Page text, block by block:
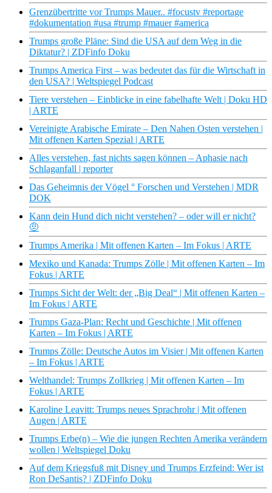
Grenzübertritte vor Trumps Mauer.. #focustv #reportage
#dokumentation #usa #trump #mauer #america
Trumps große Pläne: Sind die USA auf dem Weg in die
Diktatur? | ZDFinfo Doku
Trumps America First – was bedeutet das für die Wirtschaft in
den USA? | Weltspiegel Podcast
Tiere verstehen – Einblicke in eine fabelhafte Welt | Doku HD
| ARTE
Vereinigte Arabische Emirate – Den Nahen Osten verstehen |
Mit offenen Karten Spezial | ARTE
Alles verstehen, fast nichts sagen können – Aphasie nach
Schlaganfall | reporter
Das Geheimnis der Vögel ° Forschen und Verstehen | MDR
DOK
Kann dein Hund dich nicht verstehen? – oder will er nicht?
🤨
Trumps Amerika | Mit offenen Karten – Im Fokus | ARTE
Mexiko und Kanada: Trumps Zölle | Mit offenen Karten – Im
Fokus | ARTE
Trumps Sicht der Welt: der „Big Deal“ | Mit offenen Karten –
Im Fokus | ARTE
Trumps Gaza-Plan: Recht und Geschichte | Mit offenen
Karten – Im Fokus | ARTE
Trumps Zölle: Deutsche Autos im Visier | Mit offenen Karten
– Im Fokus | ARTE
Welthandel: Trumps Zollkrieg | Mit offenen Karten – Im
Fokus | ARTE
Karoline Leavitt: Trumps neues Sprachrohr | Mit offenen
Augen | ARTE
Trumps Erbe(n) – Wie die jungen Rechten Amerika verändern
wollen | Weltspiegel Doku
Auf dem Kriegsfuß mit Disney und Trumps Erzfeind: Wer ist
Ron DeSantis? | ZDFinfo Doku